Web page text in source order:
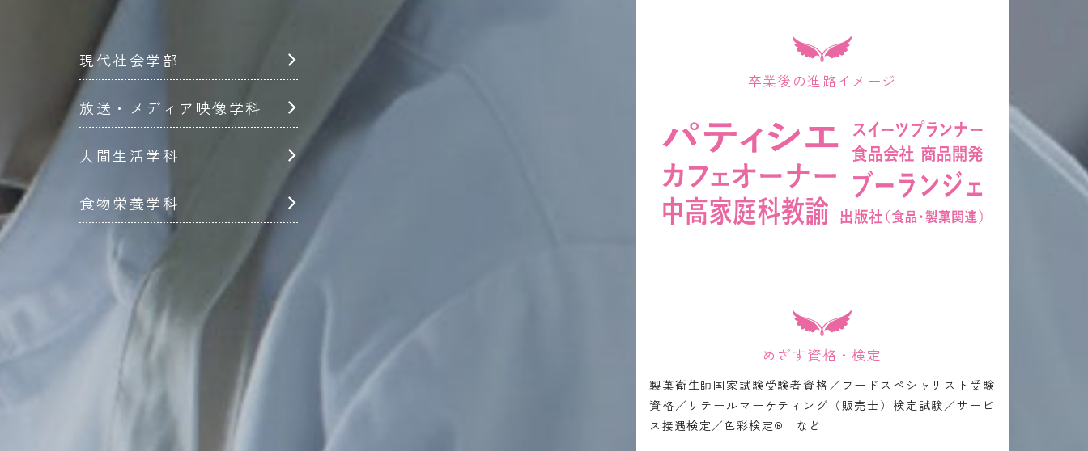
現代社会学部
放送・メディア映像学科
人間生活学科
食物栄養学科
卒業後の進路イメージ
めざす資格・検定
製菓衛生師国家試験受験者資格／フードスペシャリスト受験
資格／リテールマーケティング（販売士）検定試験／サービ
ス接遇検定／色彩検定® など